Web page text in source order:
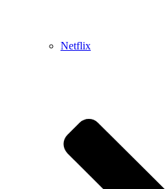
Netflix